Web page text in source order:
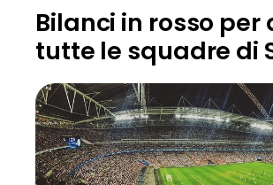
Bilanci in rosso per
tutte le squadre di